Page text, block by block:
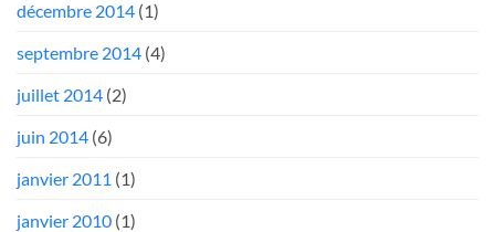
décembre 2014 (1)
septembre 2014 (4)
juillet 2014 (2)
juin 2014 (6)
janvier 2011 (1)
janvier 2010 (1)